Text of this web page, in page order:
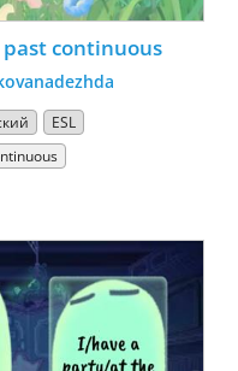
continuous
ESL